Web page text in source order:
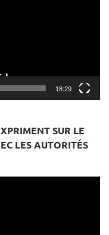
18:29
SUR LE
LES AUTORITÉS